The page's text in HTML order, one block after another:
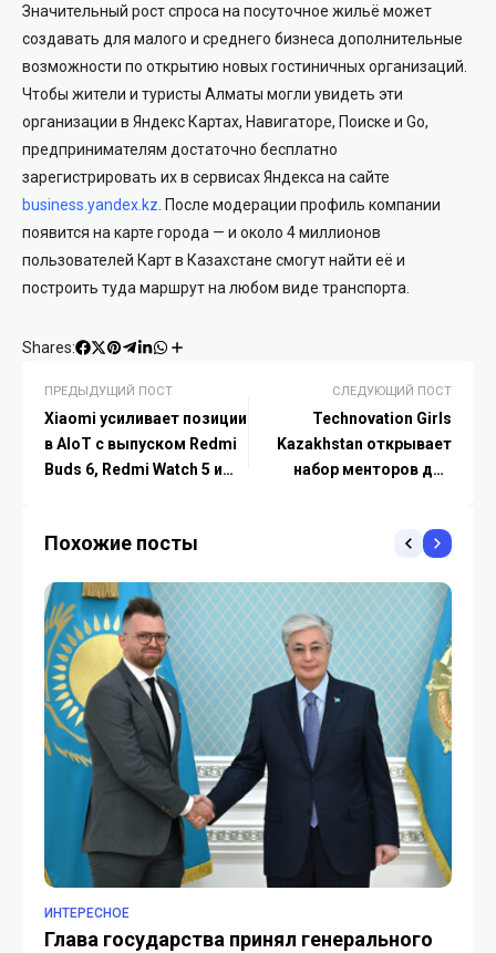
Значительный рост спроса на посуточное жильё может
создавать для малого и среднего бизнеса дополнительные
возможности по открытию новых гостиничных организаций.
Чтобы жители и туристы Алматы могли увидеть эти
организации в Яндекс Картах, Навигаторе, Поиске и Go,
предпринимателям достаточно бесплатно
зарегистрировать их в сервисах Яндекса на сайте
business.yandex.kz . После модерации профиль компании
появится на карте города — и около 4 миллионов
пользователей Карт в Казахстане смогут найти её и
построить туда маршрут на любом виде транспорта.
Shares:
ПРЕДЫДУЩИЙ ПОСТ
Xiaomi усиливает позиции
в AIoT с выпуском Redmi
Buds 6, Redmi Watch 5 и
СЛЕДУЮЩИЙ ПОСТ
Technovation Girls
Kazakhstan открывает
набор менторов для
Похожие посты
ИНТЕРЕСНОЕ
Глава государства принял генерального